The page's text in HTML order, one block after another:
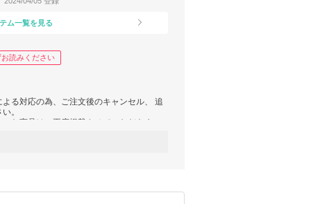
ム一覧を見る
読みください
る対応の為、ご注文後のキャンセル、 追
。
た商品は、再度掲載させていただきま